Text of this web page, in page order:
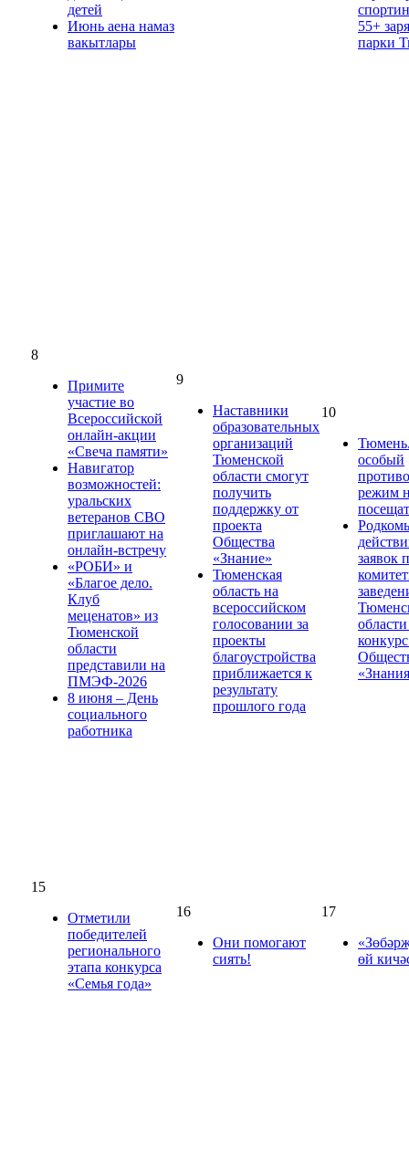
детей
Июнь аена намаз
вакытлары
55+
парки
8
Примите
участие во
Всероссийской
онлайн-акции
«Свеча памяти»
Навигатор
возможностей:
уральских
ветеранов СВО
приглашают на
онлайн-встречу
«РОБИ» и
«Благое дело.
Клуб
меценатов» из
Тюменской
области
представили на
ПМЭФ-2026
8 июня – День
социального
работника
9
Наставники
образовательных
организаций
Тюменской
области смогут
получить
поддержку от
проекта
Общества
«Знание»
Тюменская
область на
всероссийском
голосовании за
проекты
благоустройства
приближается к
результату
прошлого года
10
особый
режим
заявок
15
Отметили
победителей
регионального
этапа конкурса
«Семья года»
16
Они помогают
сиять!
17
өй